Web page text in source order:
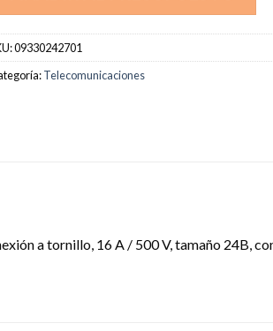
09330242701
Telecomunicaciones
a tornillo, 16 A / 500 V, tamaño 24B,